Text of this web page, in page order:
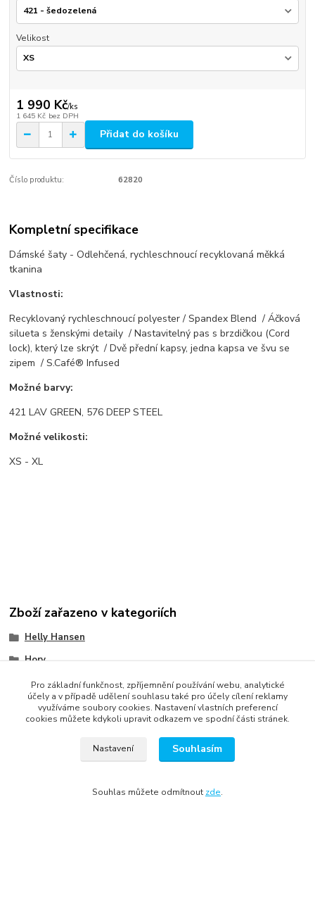
Velikost
1 990 Kč/ks
1 645 Kč bez DPH
Přidat do košíku
Číslo produktu: 62820
Kompletní specifikace
Dámské šaty - Odlehčená, rychleschnoucí recyklovaná měkká
tkanina
Vlastnosti:
Recyklovaný rychleschnoucí polyester / Spandex Blend / Áčková
silueta s ženskými detaily / Nastavitelný pas s brzdičkou (Cord
lock), který lze skrýt / Dvě přední kapsy, jedna kapsa ve švu se
zipem / S.Café® Infused
Možné barvy:
421 LAV GREEN, 576 DEEP STEEL
Možné velikosti:
XS - XL
Zboží zařazeno v kategoriích
Helly Hansen
Hory
Móda
Ženy
Pro základní funkčnost, zpříjemnění používání webu, analytické
účely a v případě udělení souhlasu také pro účely cílení reklamy
využíváme soubory cookies. Nastavení vlastních preferencí
cookies můžete kdykoli upravit odkazem ve spodní části stránek.
Nastavení Souhlasím
Souhlas můžete odmítnout zde.